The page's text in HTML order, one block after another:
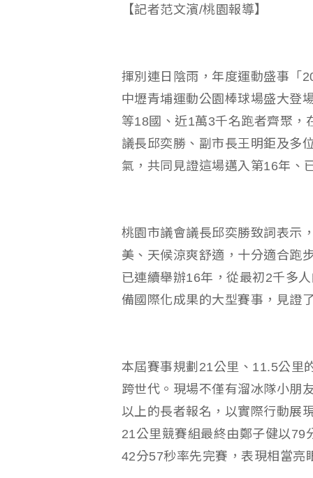
【記者范文濱/桃園報導】
揮別連日陰雨，年度運動盛事「
中壢青埔運動公園棒球場盛大登
等18國、近1萬3千名跑者齊聚，
議長邱奕勝、副市長王明鉅及多
氣，共同見證這場邁入第16年、
桃園市議會議長邱奕勝致詞表示
美、天候涼爽舒適，十分適合跑
已連續舉辦16年，從最初2千多
備國際化成果的大型賽事，見證
本屆賽事規劃21公里、11.5公里
跨世代。現場不僅有溜冰隊小朋
以上的長者報名，以實際行動展
21公里競賽組最終由鄭子健以79
42分57秒率先完賽，表現相當亮